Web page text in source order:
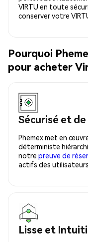
VIRTU en toute
conserver votre
Pourquoi
pour acheter
Sécurisé et
Phemex met en
déterministe
notre preuve de
actifs des
Lisse et